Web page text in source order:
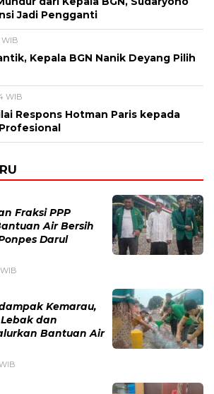
Jadi Pengganti
WIB
Kepala BGN Nanik Deyang Pilih
WIB
Respons Hotman Paris kepada
Fraksi PPP
Air Bersih
Darul
Kemarau,
dan
Bantuan Air